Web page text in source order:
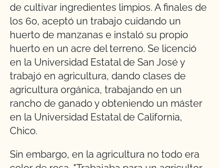
de cultivar ingredientes limpios. A finales de
los 60, aceptó un trabajo cuidando un
huerto de manzanas e instaló su propio
huerto en un acre del terreno. Se licenció
en la Universidad Estatal de San José y
trabajó en agricultura, dando clases de
agricultura orgánica, trabajando en un
rancho de ganado y obteniendo un máster
en la Universidad Estatal de California,
Chico.
Sin embargo, en la agricultura no todo era